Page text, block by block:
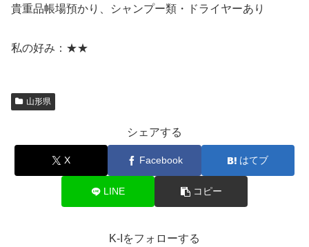
貴重品帳場預かり、シャンプー類・ドライヤーあり
私の好み：★★
山形県
シェアする
X Facebook はてブ
LINE コピー
K-Iをフォローする